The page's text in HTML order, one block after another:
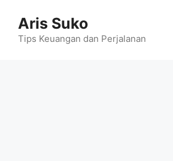
content
Aris Suko
Tips Keuangan dan Perjalanan